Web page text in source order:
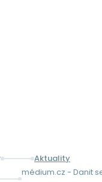
Aktuality
médium.cz - Danit